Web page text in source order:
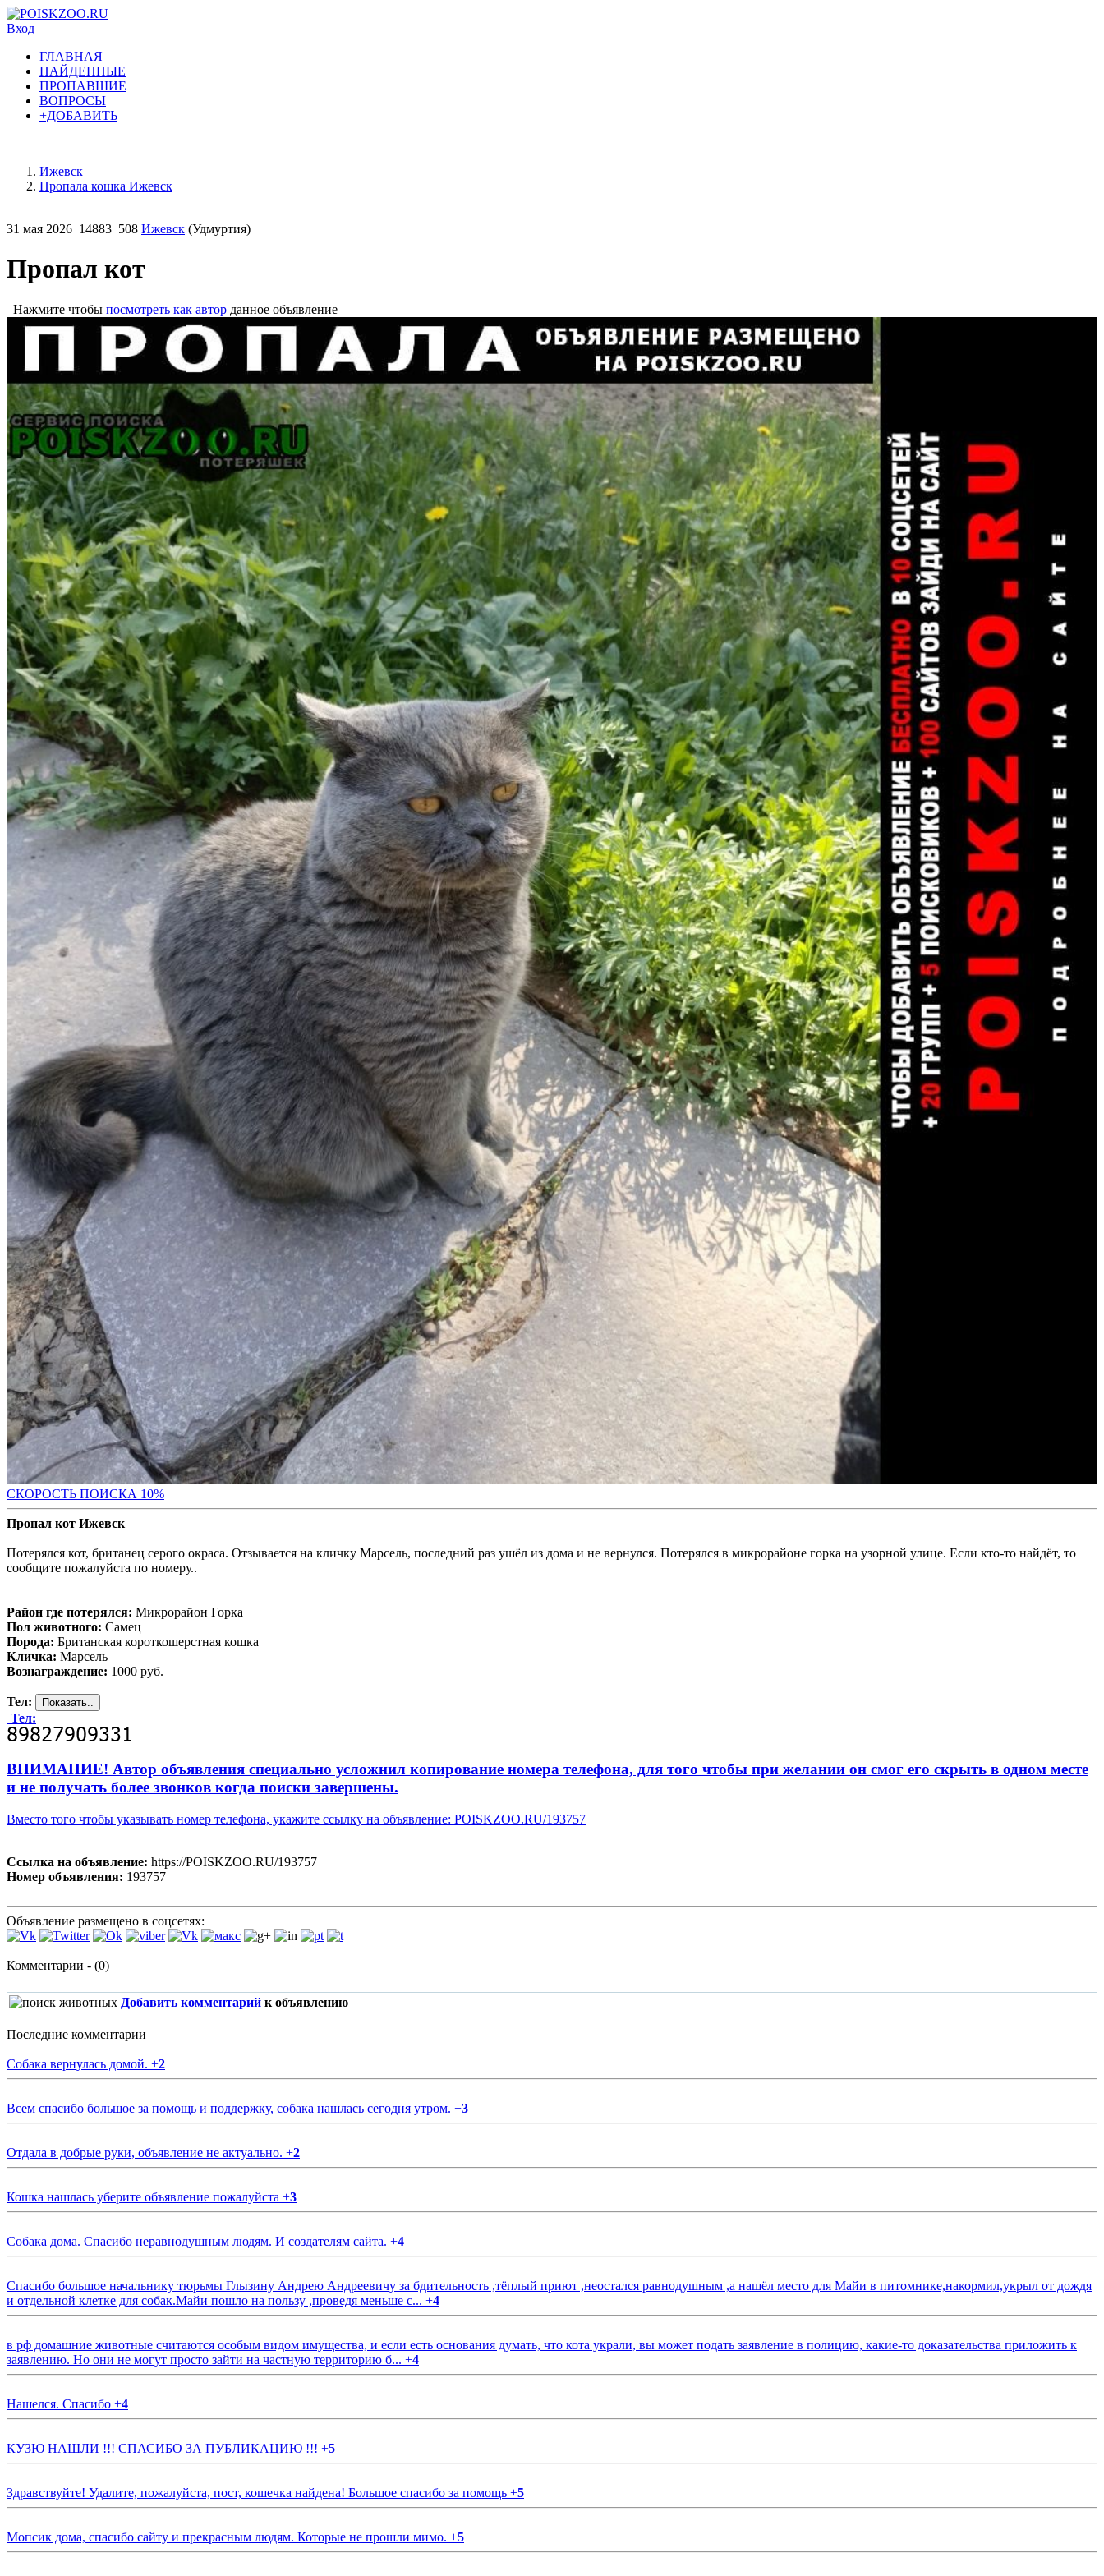
Вход
ГЛАВНАЯ
НАЙДЕННЫЕ
ПРОПАВШИЕ
ВОПРОСЫ
+ДОБАВИТЬ
Ижевск
Пропала кошка Ижевск
31 мая 2026 14883 508 Ижевск (Удмуртия)
Пропал кот
Нажмите чтобы посмотреть как автор данное объявление
СКОРОСТЬ ПОИСКА 10%
Пропал кот Ижевск
Потерялся кот, британец серого окраса. Отзывается на кличку Марсель, последний раз ушёл из дома и не вернулся. Потерялся в микрорайоне горка на узорной улице. Если кто-то найдёт, то
сообщите пожалуйста по номеру..
Район где потерялся: Микрорайон Горка
Пол животного: Самец
Порода: Британская короткошерстная кошка
Кличка: Марсель
Вознаграждение: 1000 руб.
Тел:
Тел:
ВНИМАНИЕ! Автор объявления специально усложнил копирование номера телефона, для того чтобы при желании он смог его скрыть в одном месте
и не получать более звонков когда поиски завершены.
Вместо того чтобы указывать номер телефона, укажите ссылку на объявление: POISKZOO.RU/193757
Ссылка на объявление: https://POISKZOO.RU/193757
Номер объявления: 193757
Объявление размещено в соцсетях:
Комментарии - (0)
Добавить комментарий к объявлению
Последние комментарии
Собака вернулась домой. +2
Всем спасибо большое за помощь и поддержку, собака нашлась сегодня утром. +3
Отдала в добрые руки, объявление не актуально. +2
Кошка нашлась уберите объявление пожалуйста +3
Собака дома. Спасибо неравнодушным людям. И создателям сайта. +4
Спасибо большое начальнику тюрьмы Глызину Андрею Андреевичу за бдительность ,тёплый приют ,неостался равнодушным ,а нашёл место для Майи в питомнике,накормил,укрыл от дождя
и отдельной клетке для собак.Майи пошло на пользу ,проведя меньше с... +4
в рф домашние животные считаются особым видом имущества, и если есть основания думать, что кота украли, вы может подать заявление в полицию, какие-то доказательства приложить к
заявлению. Но они не могут просто зайти на частную территорию б... +4
Нашелся. Спасибо +4
КУЗЮ НАШЛИ !!! СПАСИБО ЗА ПУБЛИКАЦИЮ !!! +5
Здравствуйте! Удалите, пожалуйста, пост, кошечка найдена! Большое спасибо за помощь +5
Мопсик дома, спасибо сайту и прекрасным людям. Которые не прошли мимо. +5